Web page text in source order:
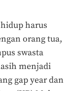
harus
orang tua,
swasta
menjadi
gap year dan